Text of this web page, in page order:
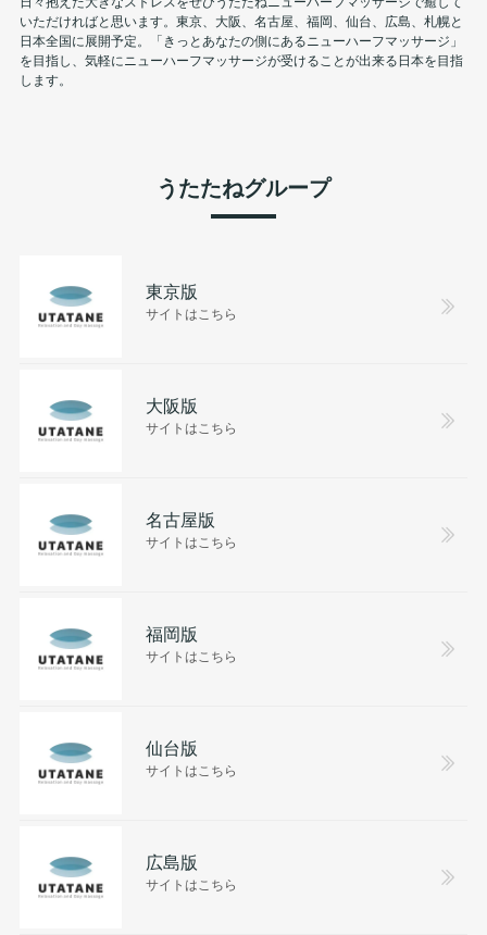
いただければと思います。東京、大阪、名古屋、福岡、仙台、広島、札幌と
日本全国に展開予定。「きっとあなたの側にあるニューハーフマッサージ」
を目指し、気軽にニューハーフマッサージが受けることが出来る日本を目指
します。
うたたねグループ
東京版
サイトはこちら
大阪版
サイトはこちら
名古屋版
サイトはこちら
福岡版
サイトはこちら
仙台版
サイトはこちら
広島版
サイトはこちら